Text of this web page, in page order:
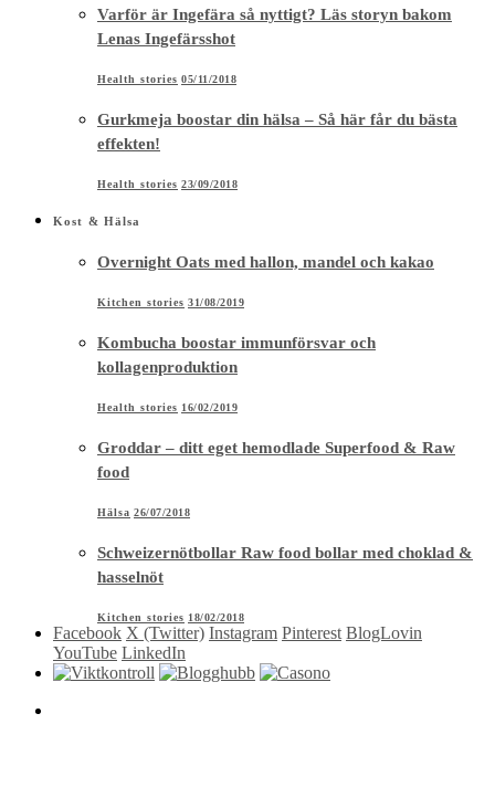
Varför är Ingefära så nyttigt? Läs storyn bakom
Lenas Ingefärsshot
Health stories 05/11/2018
Gurkmeja boostar din hälsa – Så här får du bästa
effekten!
Health stories 23/09/2018
Kost & Hälsa
Overnight Oats med hallon, mandel och kakao
Kitchen stories 31/08/2019
Kombucha boostar immunförsvar och
kollagenproduktion
Health stories 16/02/2019
Groddar – ditt eget hemodlade Superfood & Raw
food
Hälsa 26/07/2018
Schweizernötbollar Raw food bollar med choklad &
hasselnöt
Kitchen stories 18/02/2018
Facebook X (Twitter) Instagram Pinterest BlogLovin
YouTube LinkedIn